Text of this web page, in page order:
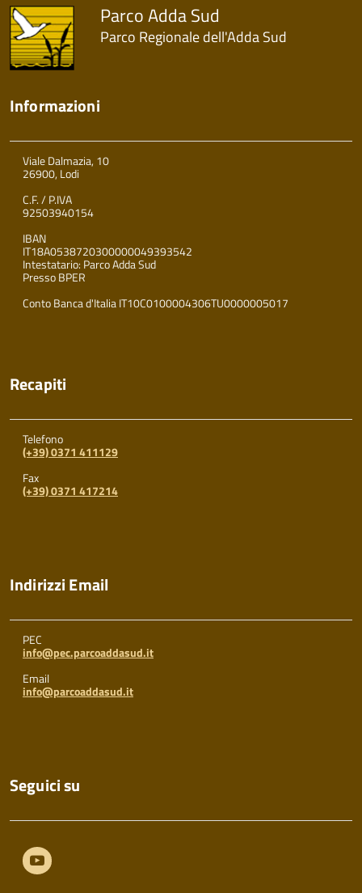
Parco Adda Sud
Parco Regionale dell'Adda Sud
Informazioni
Viale Dalmazia, 10
26900, Lodi
C.F. / P.IVA
92503940154
IBAN
IT18A0538720300000049393542
Intestatario: Parco Adda Sud
Presso BPER
Conto Banca d'Italia IT10C0100004306TU0000005017
Recapiti
Telefono
(+39) 0371 411129
Fax
(+39) 0371 417214
Indirizzi Email
PEC
info@pec.parcoaddasud.it
Email
info@parcoaddasud.it
Seguici su